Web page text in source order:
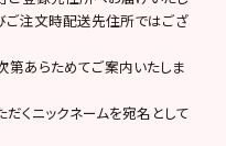
ご注文時配送先住所ではござ
あらためてご案内いたしま
くニックネームを宛名として